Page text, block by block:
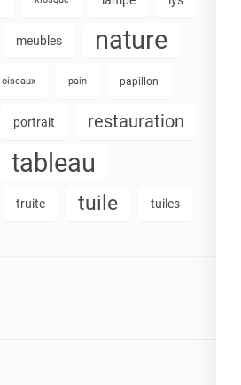
meubles nature
oiseaux pain papillon
portrait restauration
tableau
truite tuile tuiles